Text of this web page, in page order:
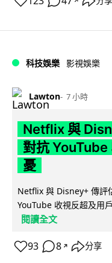
科技娛樂 影視娛樂
Lawton 7 小時
Netflix 與
對抗 YouTube
憂
Netflix 與 Disney+ 傳評
YouTube 收視反超及用
閱讀全文
93 8 ↗ 分享